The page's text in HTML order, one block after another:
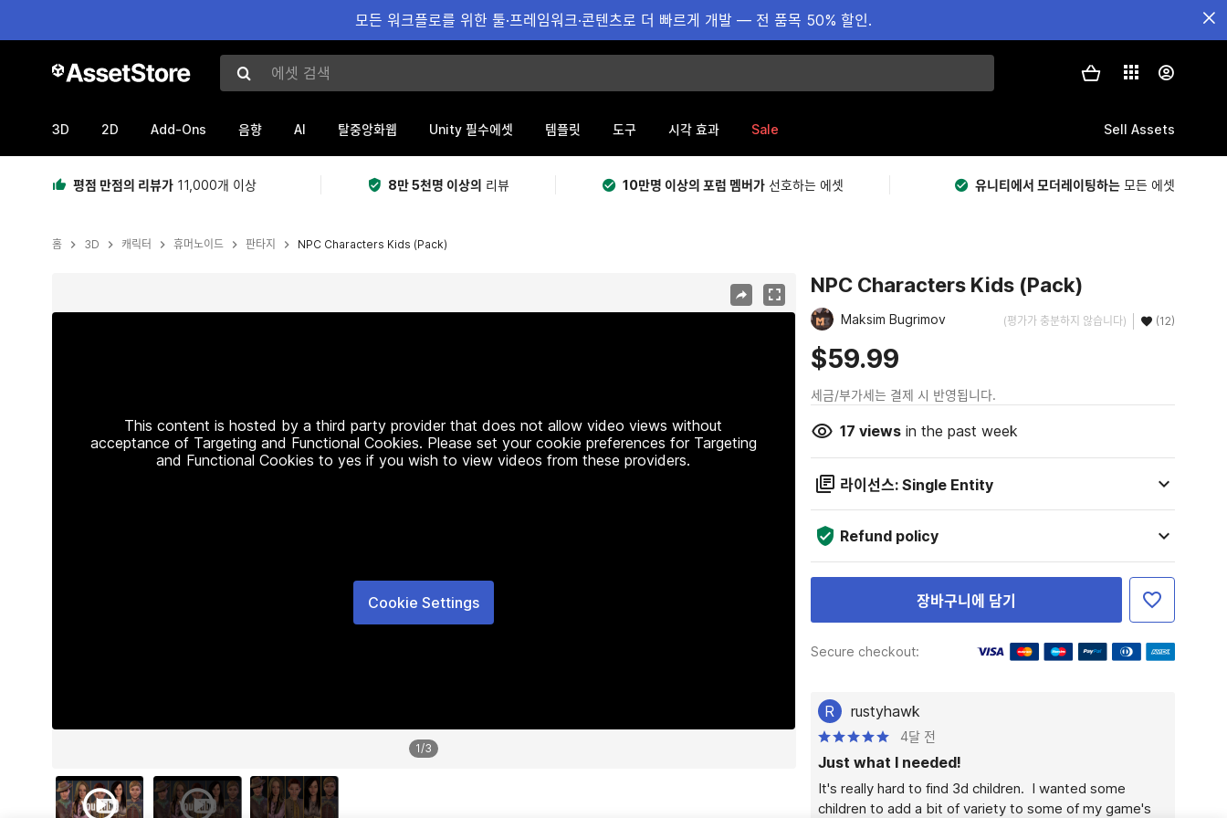
모든 워크플로를 위한 툴·프레임워크·콘텐츠로 더 빠르게 개발 — 전 품목 50% 할인.
에셋 검색
3D 2D Add-Ons 음향 AI 탈중앙화웹 Unity 필수에셋 템플릿 도구 시각 효과 Sale Sell Assets
평점 만점의 리뷰가 11,000개 이상 8만 5천명 이상의 리뷰 10만명 이상의 포럼 멤버가 선호하는 에셋 유니티에서 모더레이팅하는 모든 에셋
홈 3D 캐릭터 휴머노이드 판타지 NPC Characters Kids (Pack)
This content is hosted by a third party provider that does not allow video views without
acceptance of Targeting and Functional Cookies. Please set your cookie preferences for Targeting
and Functional Cookies to yes if you wish to view videos from these providers.
Cookie Settings
1/3
NPC Characters Kids (Pack)
Maksim Bugrimov (평가가 충분하지 않습니다) (12)
$59.99
세금/부가세는 결제 시 반영됩니다.
17 viewsin the past week
라이선스: Single Entity
Refund policy
장바구니에 담기
Secure checkout:
R rustyhawk
4달 전
Just what I needed!
It's really hard to find 3d children.  I wanted some
children to add a bit of variety to some of my game's